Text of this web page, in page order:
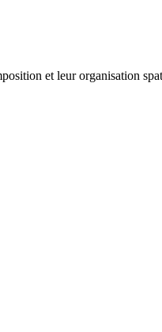
et leur organisation